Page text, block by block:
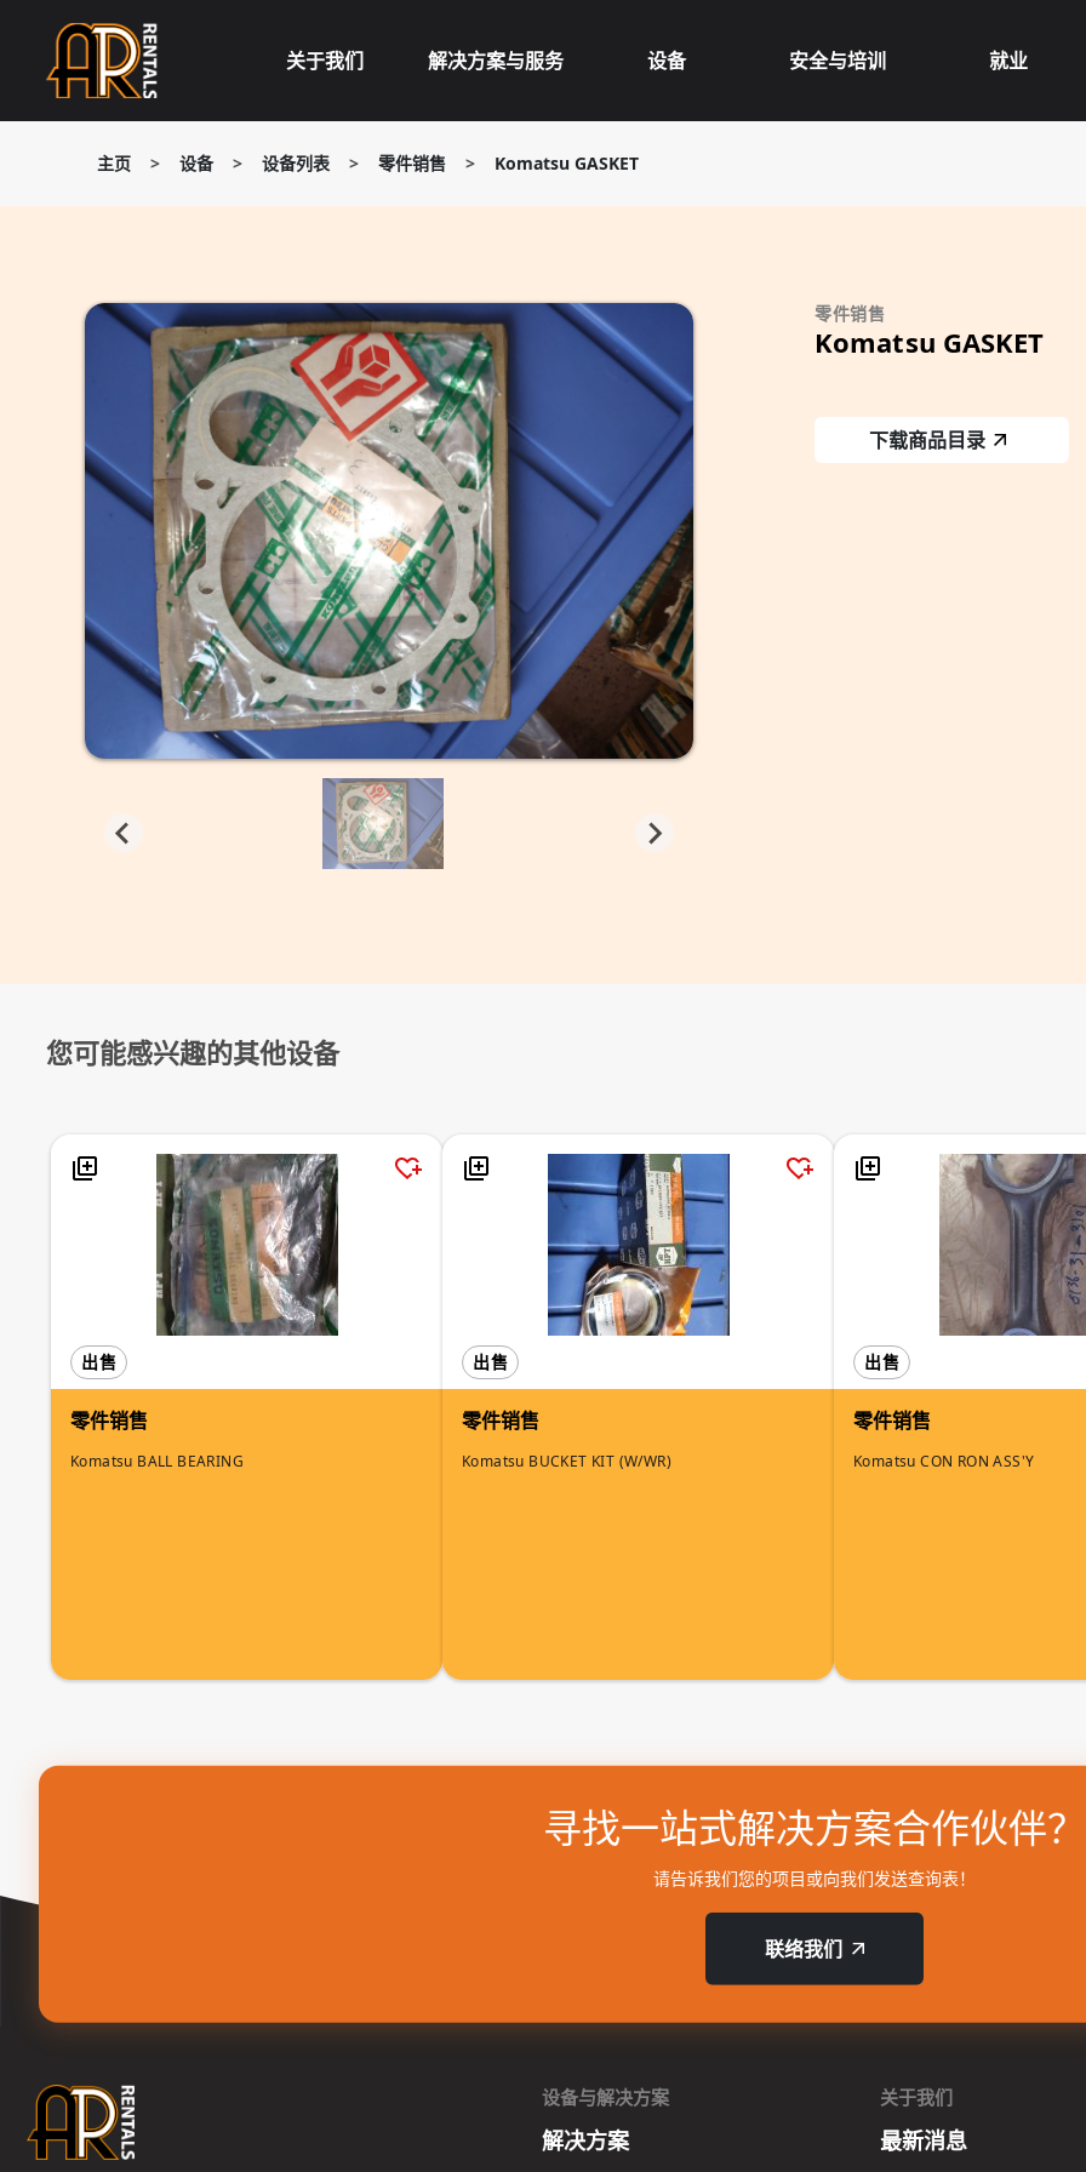
content
关于我们 解决方案与服务 设备 安全与培训 就业
主页 > 设备 > 设备列表 > 零件销售 > Komatsu GASKET
零件销售
Komatsu GASKET
下载商品目录
您可能感兴趣的其他设备
出售
零件销售
Komatsu BALL BEARING
出售
零件销售
Komatsu BUCKET KIT (W/WR)
出售
零件销售
Komatsu CON RON ASS'Y
寻找一站式解决方案合作伙伴？
请告诉我们您的项目或向我们发送查询表！
联络我们
设备与解决方案
解决方案
关于我们
最新消息